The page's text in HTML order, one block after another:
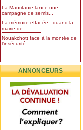
La Mauritanie lance une
campagne de semis...
La mémoire effacée : quand la
mairie de...
Nouakchott face à la montée de
l’insécurité...
ANNONCEURS